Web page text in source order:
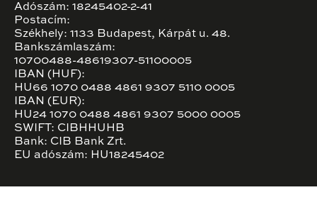
Adószám: 18245402-2-41
Postacím:
Székhely: 1133 Budapest, Kárpát u. 48.
Bankszámlaszám:
10700488-48619307-51100005
IBAN (HUF):
HU66 1070 0488 4861 9307 5110 0005
IBAN (EUR):
HU24 1070 0488 4861 9307 5000 0005
SWIFT: CIBHHUHB
Bank: CIB Bank Zrt.
EU adószám: HU18245402